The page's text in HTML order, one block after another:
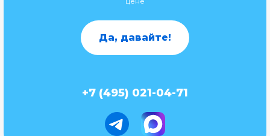
Да, давайте!
+7 (495) 021-04-71